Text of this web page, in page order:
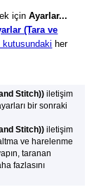
içinAyarlar...
(Tara ve
her
Stitch))iletişim
bir sonraki
Stitch))iletişim
ve harelenme
taranan
fazlasını